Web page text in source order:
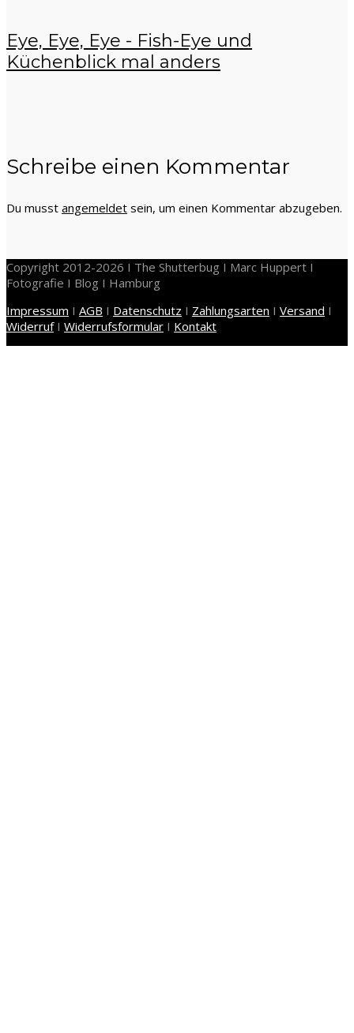
Eye, Eye, Eye - Fish-Eye und
Küchenblick mal anders
Schreibe einen Kommentar
Du musst angemeldet sein, um einen Kommentar abzugeben.
Copyright 2012-2026 I The Shutterbug I Marc Huppert I
Fotografie I Blog I Hamburg
Impressum I AGB I Datenschutz I Zahlungsarten I Versand I
WiderrufI Widerrufsformular I Kontakt